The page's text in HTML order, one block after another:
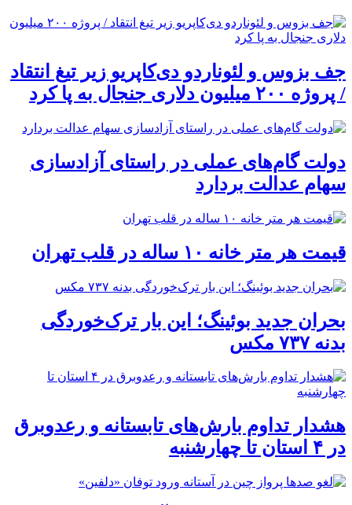
جف بزوس و لئوناردو دی‌کاپریو زیر تیغ انتقاد
/ پروژه ۲۰۰ میلیون دلاری جنجال به پا کرد
دولت گام‌های عملی در راستای آزادسازی
سهام عدالت بردارد
قیمت هر متر خانه ۱۰ ساله در قلب تهران
بحران جدید بوئینگ؛ این بار ترک‌خوردگی
بدنه ۷۳۷ مکس
هشدار تداوم بارش‌های تابستانه و رعدوبرق
در ۴ استان تا چهارشنبه